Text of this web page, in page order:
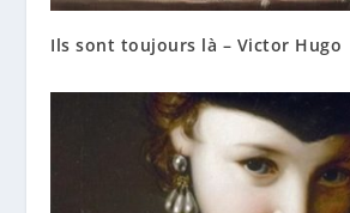
Ils sont toujours là – Victor Hugo